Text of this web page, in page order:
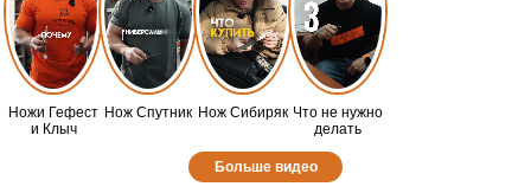
Ножи Гефест
и Клыч
Нож Спутник Нож Сибиряк Что не нужно
делать
Больше видео